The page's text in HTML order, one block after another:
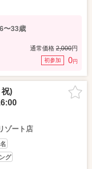
〜33歳
通常価格 2,000円
初参加 0円
)
ゾート店
グ